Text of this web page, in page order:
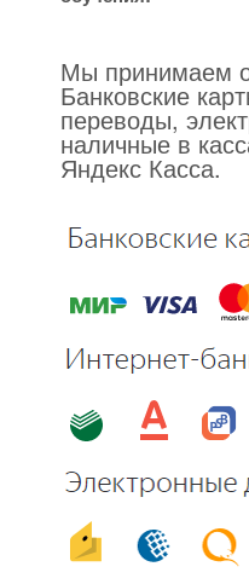
Мы принимаем
Банковские
переводы,
наличные в
Яндекс Касса.